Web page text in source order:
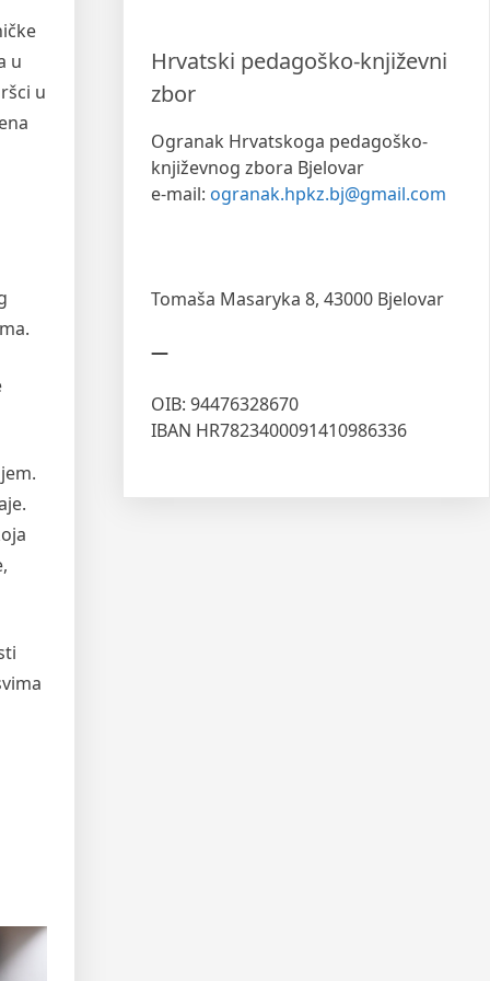
u
u
Hrvatski pedagoško-književni
zbor
Ogranak Hrvatskoga pedagoško-
književnog zbora Bjelovar
e-mail: ogranak.hpkz.bj@gmail.com
Tomaša Masaryka 8, 43000 Bjelovar
—
OIB: 94476328670
IBAN HR7823400091410986336